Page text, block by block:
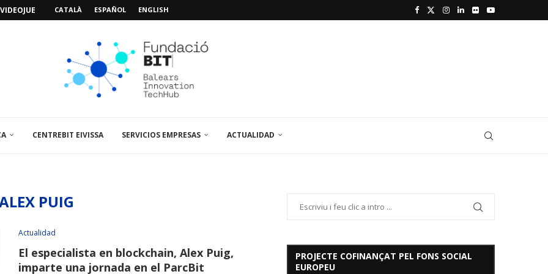
«MISSIÓN POSIDÓNIA PRO»
CATALÀ ESPAÑOL ENGLISH
CENTREBIT EIVISSA SERVICIOS EMPRESAS ACTUALIDAD
PUIG
Actualidad
El especialista en blockchain, Alex Puig,
imparte una jornada en el ParcBit
PROJECTE COFINANÇAT PEL FONS SOCIAL
EUROPEU